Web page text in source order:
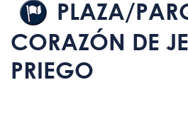
PLAZA/
CORAZÓN DE
PRIEGO